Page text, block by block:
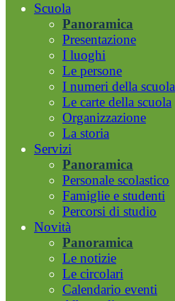
Scuola
Panoramica
Presentazione
I luoghi
Le persone
I numeri della scuola
Le carte della scuola
Organizzazione
La storia
Servizi
Panoramica
Personale scolastico
Famiglie e studenti
Percorsi di studio
Novità
Panoramica
Le notizie
Le circolari
Calendario eventi